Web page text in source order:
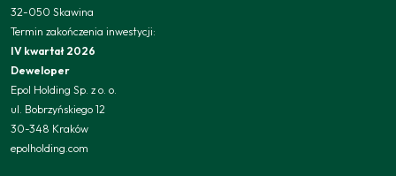
32-050 Skawina
Termin zakończenia inwestycji:
IV kwartał 2026
Deweloper
Epol Holding Sp. z o. o.
ul. Bobrzyńskiego 12
30-348 Kraków
epolholding.com